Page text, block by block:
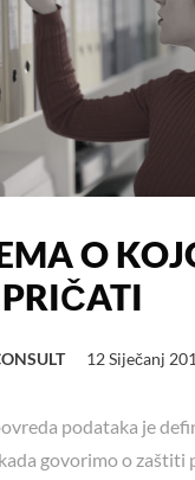
O
12 Siječanj
podataka je
govorimo o zaštiti